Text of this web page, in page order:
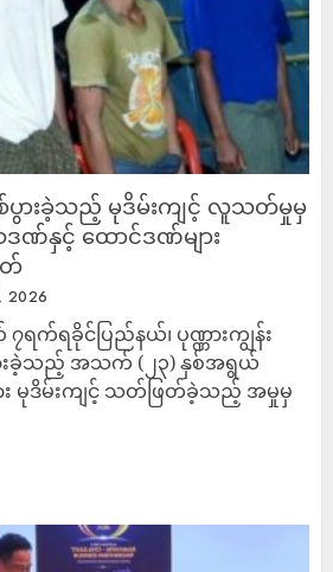
စ်ပွားခဲ့သည့် မုဒိမ်းကျင့် လူသတ်မှုမှ
ဏ်နှင့် ထောင်ဒဏ်များ
တ်
2026
က်‎‎ရခိုင်ပြည်နယ်၊ ပုဏ္ဏားကျွန်း
းခဲ့သည့် အသက် (၂၃) နှစ်အရွယ်
း မုဒိမ်းကျင့် သတ်ဖြတ်ခဲ့သည့် အမှုမှ